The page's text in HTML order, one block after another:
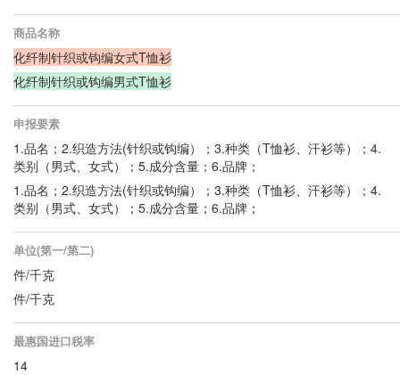
商品名称
化纤制针织或钩编女式T恤衫
化纤制针织或钩编男式T恤衫
申报要素
1.品名；2.织造方法(针织或钩编）；3.种类（T恤衫、汗衫等）；4.
类别（男式、女式）； 5.成分含量；6.品牌；
1.品名；2.织造方法(针织或钩编）；3.种类（T恤衫、汗衫等）；4.
类别（男式、女式）； 5.成分含量；6.品牌；
单位(第一/第二)
件/千克
件/千克
最惠国进口税率
14